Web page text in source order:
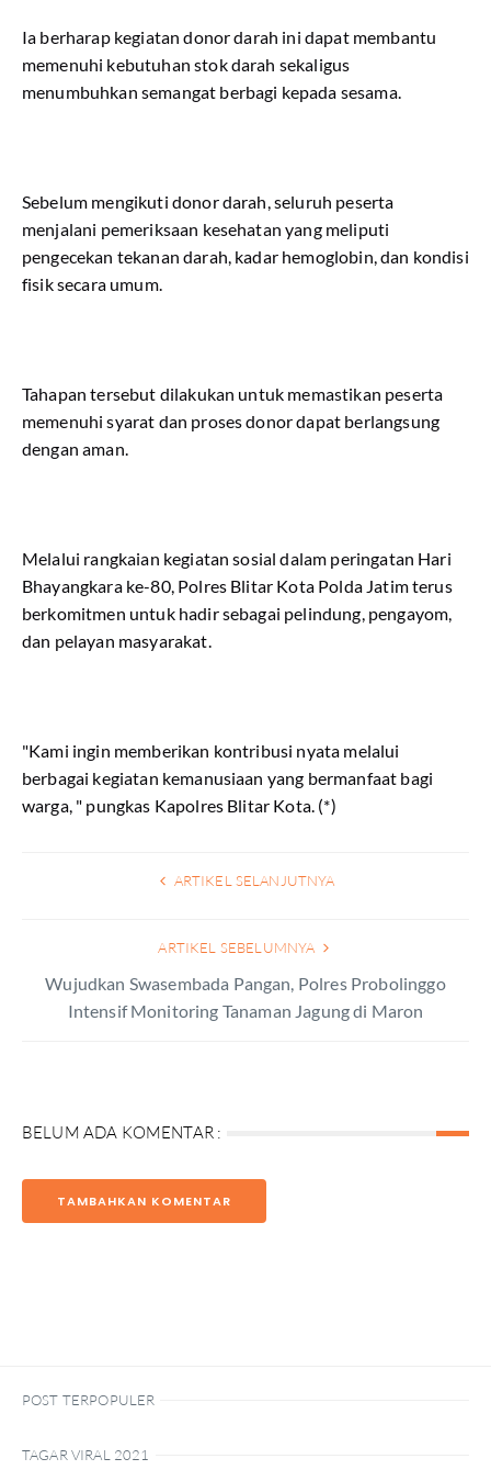
Ia berharap kegiatan donor darah ini dapat membantu
memenuhi kebutuhan stok darah sekaligus
menumbuhkan semangat berbagi kepada sesama.
Sebelum mengikuti donor darah, seluruh peserta
menjalani pemeriksaan kesehatan yang meliputi
pengecekan tekanan darah, kadar hemoglobin, dan kondisi
fisik secara umum.
Tahapan tersebut dilakukan untuk memastikan peserta
memenuhi syarat dan proses donor dapat berlangsung
dengan aman.
Melalui rangkaian kegiatan sosial dalam peringatan Hari
Bhayangkara ke-80, Polres Blitar Kota Polda Jatim terus
berkomitmen untuk hadir sebagai pelindung, pengayom,
dan pelayan masyarakat.
"Kami ingin memberikan kontribusi nyata melalui
berbagai kegiatan kemanusiaan yang bermanfaat bagi
warga, " pungkas Kapolres Blitar Kota. (*)
ARTIKEL SELANJUTNYA
ARTIKEL SEBELUMNYA
Wujudkan Swasembada Pangan, Polres Probolinggo
Intensif Monitoring Tanaman Jagung di Maron
BELUM ADA KOMENTAR :
TAMBAHKAN KOMENTAR
POST TERPOPULER
TAGAR VIRAL 2021